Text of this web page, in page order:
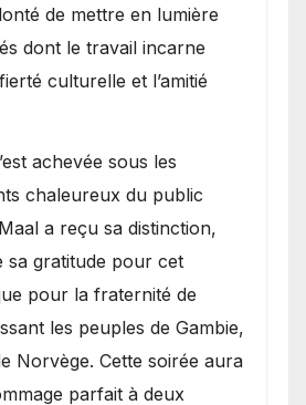
de mettre en lumière
dont le travail incarne
culturelle et l’amitié
achevée sous les
chaleureux du public
a reçu sa distinction,
sa gratitude pour cet
pour la fraternité de
les peuples de Gambie,
Norvège. Cette soirée aura
parfait à deux